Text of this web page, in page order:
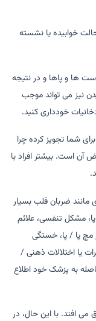
خوابیده یا نشسته
ها و پاها و در نتیجه
نیز می تواند موجب
خودداری کنید.
شما تجویز کرده چرا
آن است. بیشتر افراد با
ضربان قلب بسیار
مشکل تنفسی، علائم
مچ پا / پا، خستگی
یا اختلالات ذهنی /
به پزشک خود اطلاع
می افتد. با این حال، در